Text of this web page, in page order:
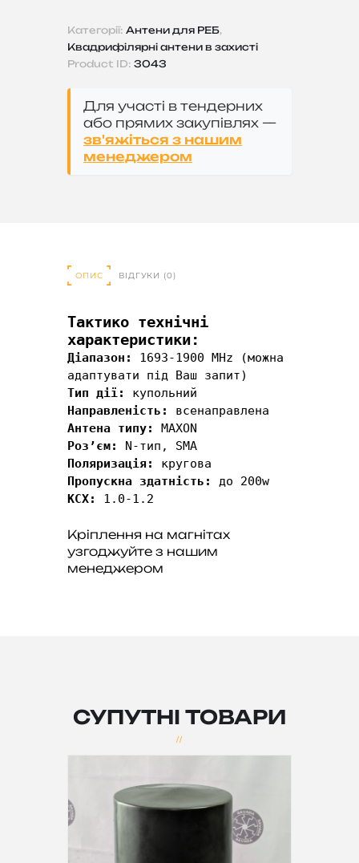
Категорії: Антени для РЕБ,
Квадрифілярні антени в захисті
Product ID: 3043
Для участі в тендерних
або прямих закупівлях —
зв'яжіться з нашим
менеджером
ОПИС ВІДГУКИ (0)
Тактико технічні
характеристики:
Діапазон:
1693-1900 MHz (можна
адаптувати під Ваш запит)
Тип дії:
купольний
Направленість:
всенаправлена
Антена типу:
МАХОN
Роз’єм:
N-тип, SMA
Поляризація:
кругова
Пропускна здатність:
до 200w
КСХ:
1.0-1.2
Кріплення на магнітах
узгоджуйте з нашим
менеджером
СУПУТНІ ТОВАРИ